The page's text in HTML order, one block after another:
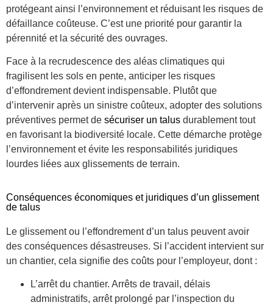
protégeant ainsi l’environnement et réduisant les risques de
défaillance coûteuse. C’est une priorité pour garantir la
pérennité et la sécurité des ouvrages.
Face à la recrudescence des aléas climatiques qui
fragilisent les sols en pente, anticiper les risques
d’effondrement devient indispensable. Plutôt que
d’intervenir après un sinistre coûteux, adopter des solutions
préventives permet de sécuriser un talus durablement tout
en favorisant la biodiversité locale. Cette démarche protège
l’environnement et évite les responsabilités juridiques
lourdes liées aux glissements de terrain.
Conséquences économiques et juridiques d’un glissement
de talus
Le glissement ou l’effondrement d’un talus peuvent avoir
des conséquences désastreuses. Si l’accident intervient sur
un chantier, cela signifie des coûts pour l’employeur, dont :
L’arrêt du chantier. Arrêts de travail, délais
administratifs, arrêt prolongé par l’inspection du